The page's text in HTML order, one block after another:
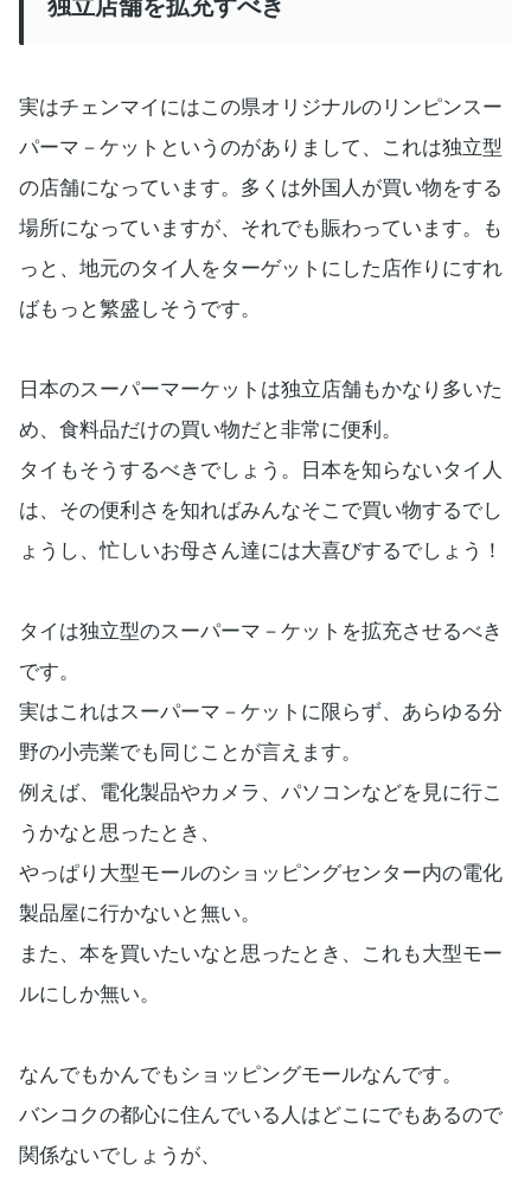
独立店舗を拡充すべき
実はチェンマイにはこの県オリジナルのリンピンスー
パーマ－ケットというのがありまして、これは独立型
の店舗になっています。多くは外国人が買い物をする
場所になっていますが、それでも賑わっています。も
っと、地元のタイ人をターゲットにした店作りにすれ
ばもっと繁盛しそうです。
日本のスーパーマーケットは独立店舗もかなり多いた
め、食料品だけの買い物だと非常に便利。
タイもそうするべきでしょう。日本を知らないタイ人
は、その便利さを知ればみんなそこで買い物するでし
ょうし、忙しいお母さん達には大喜びするでしょう！
タイは独立型のスーパーマ－ケットを拡充させるべき
です。
実はこれはスーパーマ－ケットに限らず、あらゆる分
野の小売業でも同じことが言えます。
例えば、電化製品やカメラ、パソコンなどを見に行こ
うかなと思ったとき、
やっぱり大型モールのショッピングセンター内の電化
製品屋に行かないと無い。
また、本を買いたいなと思ったとき、これも大型モー
ルにしか無い。
なんでもかんでもショッピングモールなんです。
バンコクの都心に住んでいる人はどこにでもあるので
関係ないでしょうが、